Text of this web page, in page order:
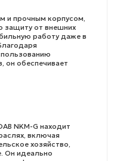
и прочным корпусом,
защиту от внешних
работу даже в
он обеспечивает
NKM-G находит
включая
хозяйство,
Он идеально